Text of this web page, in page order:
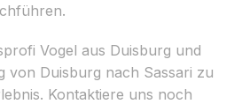
Vogel aus Duisburg und
von Duisburg nach Sassari zu
Kontaktiere uns noch